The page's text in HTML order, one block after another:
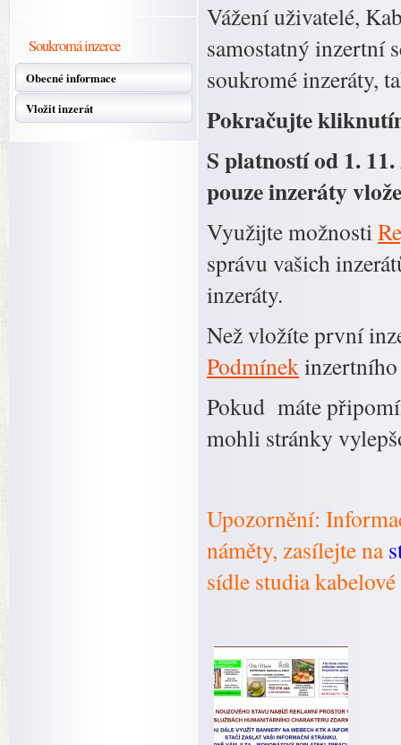
Soukromá inzerce
Obecné informace
Vložit inzerát
Vážení uživatelé,
samostatný inzertní
soukromé inzeráty,
Pokračujte
S platností od 1.
pouze inzeráty
Využijte možnosti
správu vašich
inzeráty.
Než vložíte první
Podmínek
Pokud máte
mohli stránky
Upozornění:
náměty, zasílejte na
sídle studia